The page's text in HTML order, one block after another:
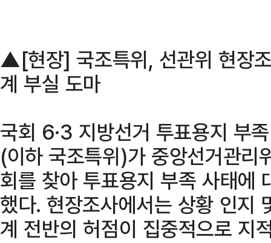
▲[현장] 국조특위, 선관위 현장
계 부실 도마
국회 6·3 지방선거 투표용지 부
(이하 국조특위)가 중앙선거관리
회를 찾아 투표용지 부족 사태에
했다. 현장조사에서는 상황 인지
계 전반의 허점이 집중적으로 지